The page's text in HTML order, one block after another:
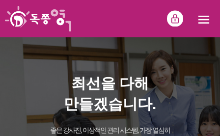
최선을 다해
만들겠습니다.
좋은 강사진, 이상적인 관리 시스템, 가장 열심히